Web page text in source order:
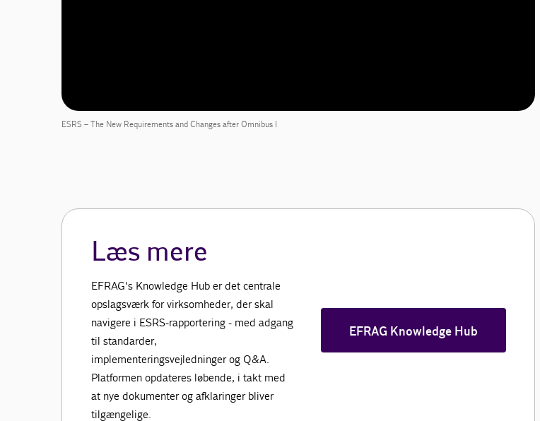
ESRS – The New Requirements and Changes after Omnibus I
Læs mere
EFRAG's Knowledge Hub er det centrale
opslagsværk for virksomheder, der skal
navigere i ESRS-rapportering - med adgang
til standarder,
implementeringsvejledninger og Q&A.
Platformen opdateres løbende, i takt med
at nye dokumenter og afklaringer bliver
tilgængelige.
EFRAG Knowledge Hub